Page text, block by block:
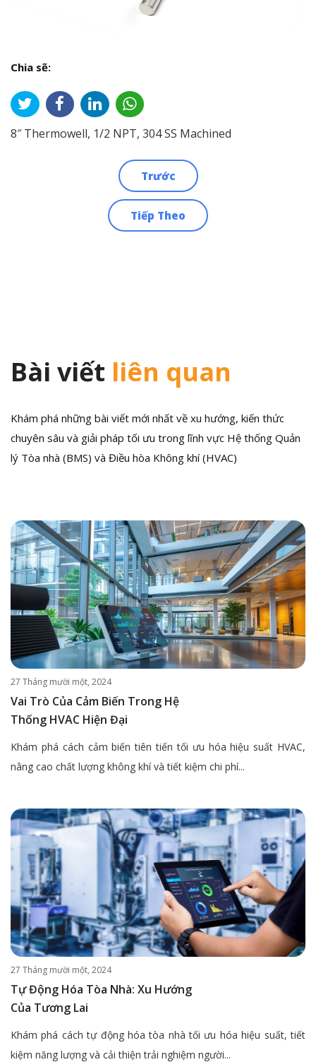
Chia sẽ:
8″ Thermowell, 1/2 NPT, 304 SS Machined
Trước
Tiếp Theo
Bài viết liên quan
Khám phá những bài viết mới nhất về xu hướng, kiến thức
chuyên sâu và giải pháp tối ưu trong lĩnh vực Hệ thống Quản
lý Tòa nhà (BMS) và Điều hòa Không khí (HVAC)
27 Tháng mười một, 2024
Vai Trò Của Cảm Biến Trong Hệ
Thống HVAC Hiện Đại
Khám phá cách cảm biến tiên tiến tối ưu hóa hiệu suất HVAC,
nâng cao chất lượng không khí và tiết kiệm chi phí...
27 Tháng mười một, 2024
Tự Động Hóa Tòa Nhà: Xu Hướng
Của Tương Lai
Khám phá cách tự động hóa tòa nhà tối ưu hóa hiệu suất, tiết
kiệm năng lượng và cải thiện trải nghiệm người...